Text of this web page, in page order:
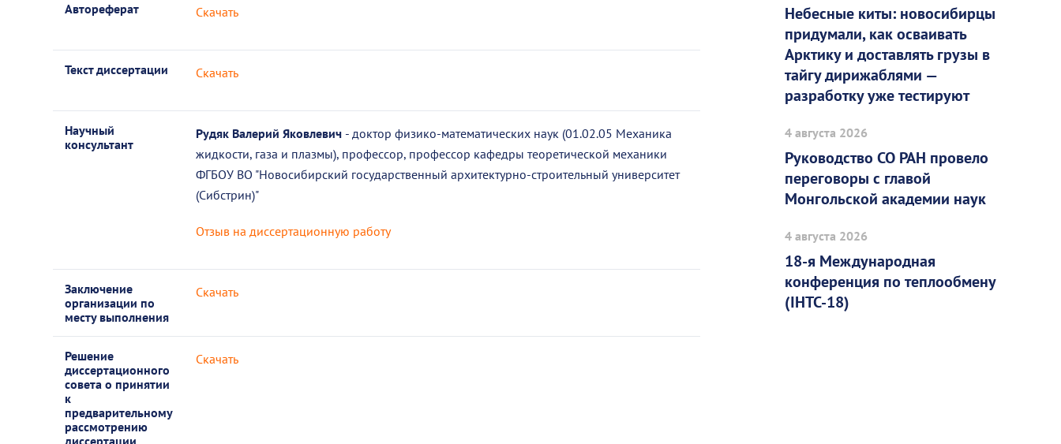
Автореферат Скачать
Текст диссертации Скачать
Научный
консультант
Рудяк Валерий Яковлевич - доктор физико-математических наук (01.02.05 Механика
жидкости, газа и плазмы), профессор, профессор кафедры теоретической механики
ФГБОУ ВО "Новосибирский государственный архитектурно-строительный университет
(Сибстрин)"
Отзыв на диссертационную работу
Заключение
организации по
месту выполнения
Скачать
Решение
диссертационного
совета о принятии
к
предварительному
рассмотрению
диссертации
Скачать
Небесные киты: новосибирцы
придумали, как осваивать
Арктику и доставлять грузы в
тайгу дирижаблями —
разработку уже тестируют
4 августа 2026
Руководство СО РАН провело
переговоры с главой
Монгольской академии наук
4 августа 2026
18-я Международная
конференция по теплообмену
(IHTC-18)